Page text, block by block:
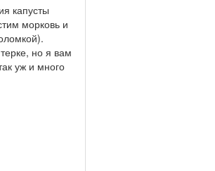
капусты
морковь и
но я вам
уж и много